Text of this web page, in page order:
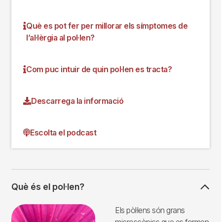
Què es pot fer per millorar els símptomes de
l’al·lèrgia al pol·len?
Com puc intuir de quin pol·len es tracta?
Descarrega la informació
Escolta el podcast
Què és el pol·len?
Imagen
Els pòl·lens són grans